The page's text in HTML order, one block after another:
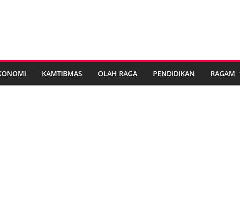
KAMTIBMAS OLAH RAGA PENDIDIKAN RAGAM